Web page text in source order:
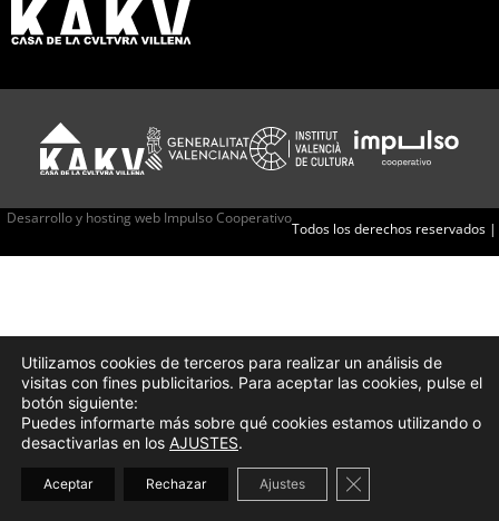
Todos los derechos reservados |
Desarrollo y hosting web Impulso Cooperativo
Utilizamos cookies de terceros para realizar un análisis de
visitas con fines publicitarios. Para aceptar las cookies, pulse el
botón siguiente:
Puedes informarte más sobre qué cookies estamos utilizando o
desactivarlas en los AJUSTES.
Aceptar Rechazar Ajustes Cerrar el banner de